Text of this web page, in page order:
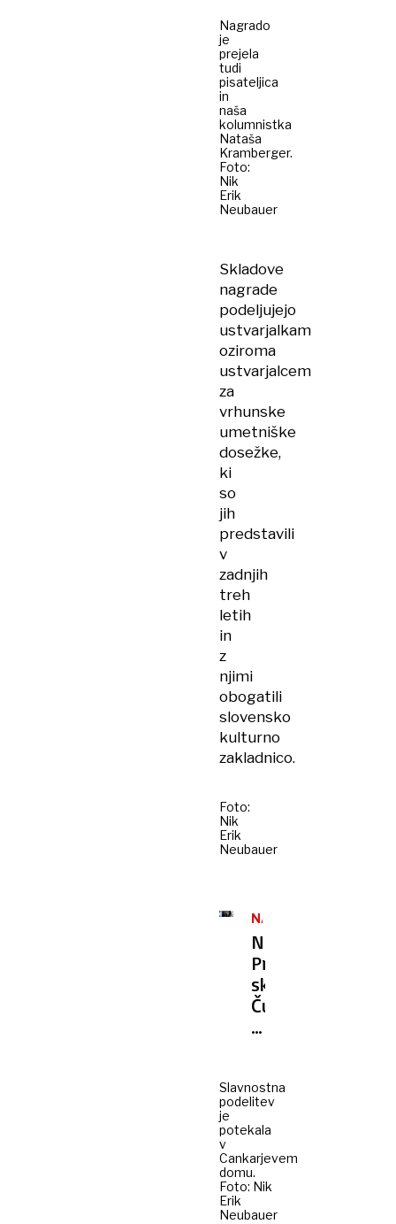
Nagrado
je
prejela
tudi
pisateljica
in
naša
kolumnistka
Nataša
Kramberger.
Foto:
Nik
Erik
Neubauer
Skladove
nagrade
podeljujejo
ustvarjalkam
oziroma
ustvarjalcem
za
vrhunske
umetniške
dosežke,
ki
so
jih
predstavili
v
zadnjih
treh
letih
in
z
njimi
obogatili
slovensko
kulturno
zakladnico.
Foto:
Nik
Erik
Neubauer
NAGRADE
Nagrajenci
Prešernovega
sklada:
Čudoviti
poklici
Slavnostna
podelitev
je
potekala
v
Cankarjevem
domu.
Foto: Nik
Erik
Neubauer